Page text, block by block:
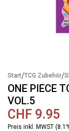
Start/TCG Zubehör/
ONE PIECE
VOL.5
CHF 9.95
Preis inkl. MWST